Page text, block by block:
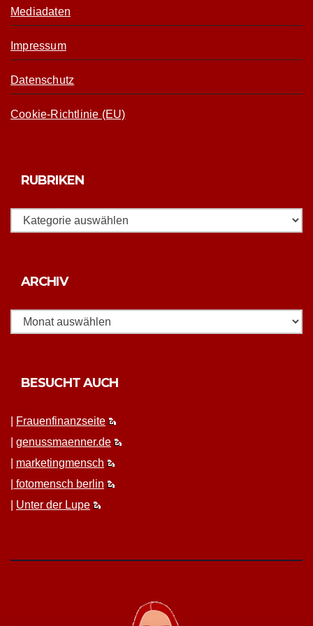
Mediadaten
Impressum
Datenschutz
Cookie-Richtlinie (EU)
RUBRIKEN
Rubriken
ARCHIV
BESUCHT AUCH
Frauen­fi­nanz­seite
genussmaenner.de
mar­ket­ing­men­sch
fotomen­sch berlin
Unter der Lupe